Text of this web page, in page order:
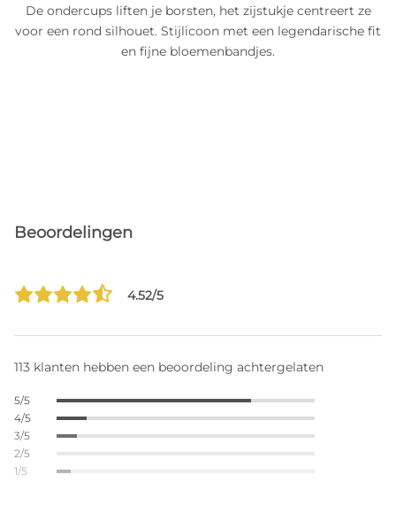
De ondercups liften je borsten, het zijstukje centreert ze
voor een rond silhouet. Stijlicoon met een legendarische fit
en fijne bloemenbandjes.
Beoordelingen
4.52/5
113 klanten hebben een beoordeling achtergelaten
5/5
4/5
3/5
2/5
1/5